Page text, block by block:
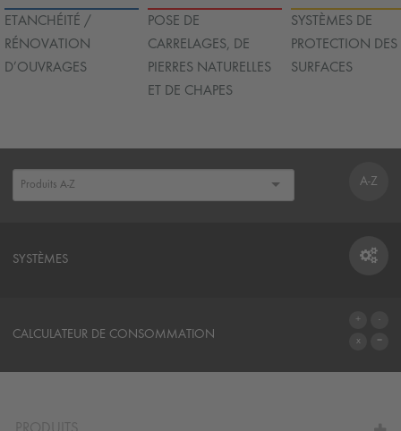
ETANCHÉITÉ /
RÉNOVATION
D’OUVRAGES
POSE DE
CARRELAGES, DE
PIERRES NATURELLES
ET DE CHAPES
SYSTÈMES DE
PROTECTION DES
SURFACES
A-Z
SYSTÈMES
SYSTÈMES
CALCULATEUR DE CONSOMMATION